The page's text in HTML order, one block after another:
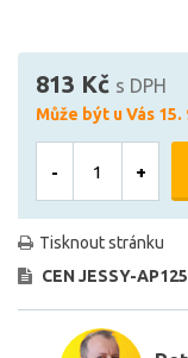
813 Kč s DPH
Může být u Vás 15.
- +
Tisknout stránku
CEN JESSY-